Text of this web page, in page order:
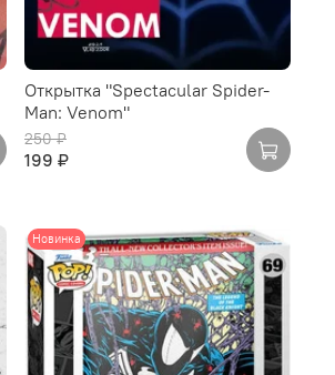
Открытка "Spectacular Spider-
Man: Venom"
250 ₽
199 ₽
Новинка